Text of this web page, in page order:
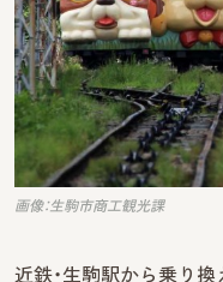
画像：生駒市商工観光課
近鉄・生駒駅から乗り換